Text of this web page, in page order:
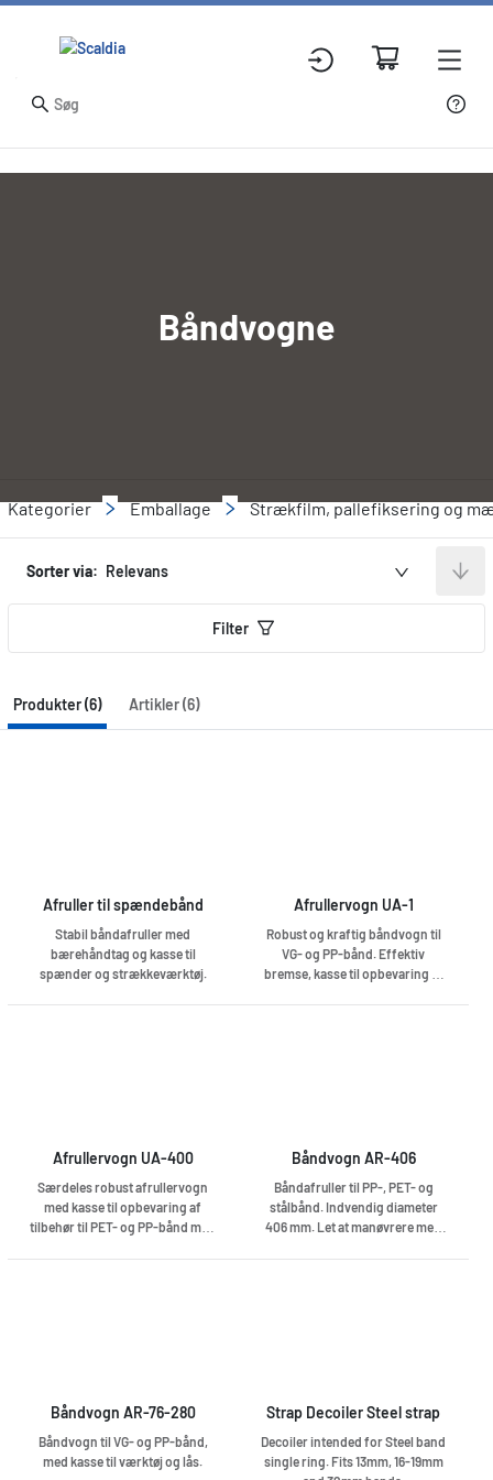
Båndvogne
Kategorier Emballage Strækfilm, pallefiksering og
Sorter via: Relevans
Filter
Produkter (6) Artikler (6)
Afruller til spændebånd
Stabil båndafruller med
bærehåndtag og kasse til
spænder og strækkeværktøj.
Afrullervogn UA-1
Robust og kraftig båndvogn til
VG- og PP-bånd. Effektiv
bremse, kasse til opbevaring af
Afrullervogn UA-400
Særdeles robust afrullervogn
med kasse til opbevaring af
tilbehør til PET- og PP-bånd med
Båndvogn AR-406
Båndafruller til PP-, PET- og
stålbånd. Indvendig diameter
406 mm. Let at manøvrere med
Båndvogn AR-76-280
Båndvogn til VG- og PP-bånd,
med kasse til værktøj og lås.
Strap Decoiler Steel strap
Decoiler intended for Steel band
single ring. Fits 13mm, 16-19mm